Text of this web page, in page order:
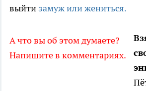
выйти замуж или жениться.
А что вы об этом думаете?
Напишите в комментариях.